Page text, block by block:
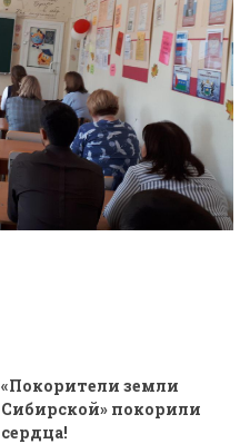
«Покорители земли
Сибирской» покорили
сердца!